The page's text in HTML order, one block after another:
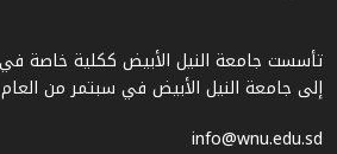
إلى جامعة النيل الأبيض في سبتمر من العام 2017م.
info@wnu.edu.sd